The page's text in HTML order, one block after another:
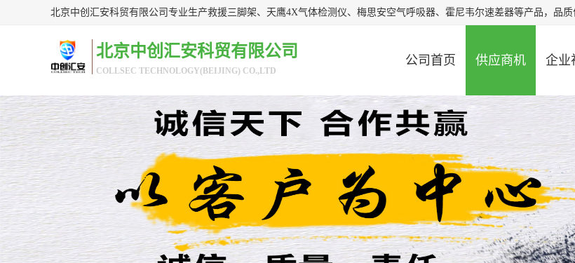
北京中创汇安科贸有限公司
COLLSEC TECHNOLOGY(BEIJING) CO.,LTD
公司首页 供应商机 企业